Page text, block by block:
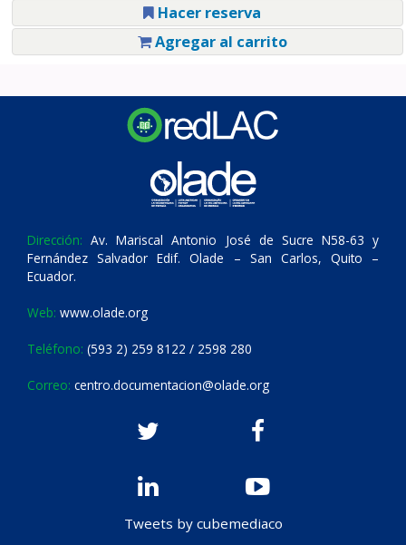
Hacer reserva
Agregar al carrito
Dirección: Av. Mariscal Antonio José de Sucre N58-63 y
Fernández Salvador Edif. Olade – San Carlos, Quito –
Ecuador.
Web: www.olade.org
Teléfono: (593 2) 259 8122 / 2598 280
Correo: centro.documentacion@olade.org
Tweets by cubemediaco